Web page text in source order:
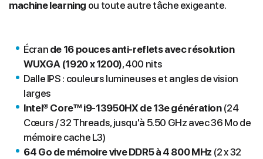
machine learning ou toute autre tâche exigeante.
Écran de 16 pouces anti-reflets avec résolution
WUXGA (1920 x 1200), 400 nits
Dalle IPS : couleurs lumineuses et angles de vision
larges
Intel® Core™ i9-13950HX de 13e génération(24
Cœurs / 32 Threads, jusqu'à 5.50 GHz avec 36 Mo de
mémoire cache L3)
64 Go de mémoire vive DDR5 à 4 800 MHz (2 x 32